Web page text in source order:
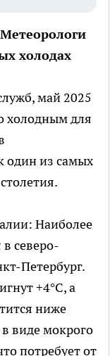
холодах
май 2025
холодным для
один из самых
Наиболее
северо-
Петербург.
+4°C, а
ниже
виде мокрого
потребует от